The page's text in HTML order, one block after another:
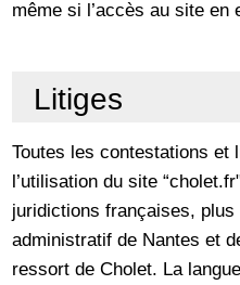
même si l’accès au site
Litiges
Toutes les contestations et
l’utilisation du site
juridictions françaises,
administratif de Nantes et
ressort de Cholet. La